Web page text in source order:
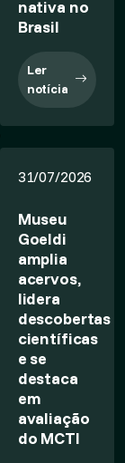
nativa no
Brasil
Ler
notícia
31/07/2026
Museu
Goeldi
amplia
acervos,
lidera
descobertas
científicas
e se
destaca
em
avaliação
do MCTI